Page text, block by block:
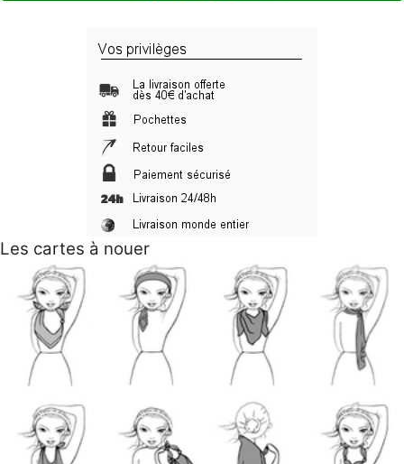
Les cartes à nouer